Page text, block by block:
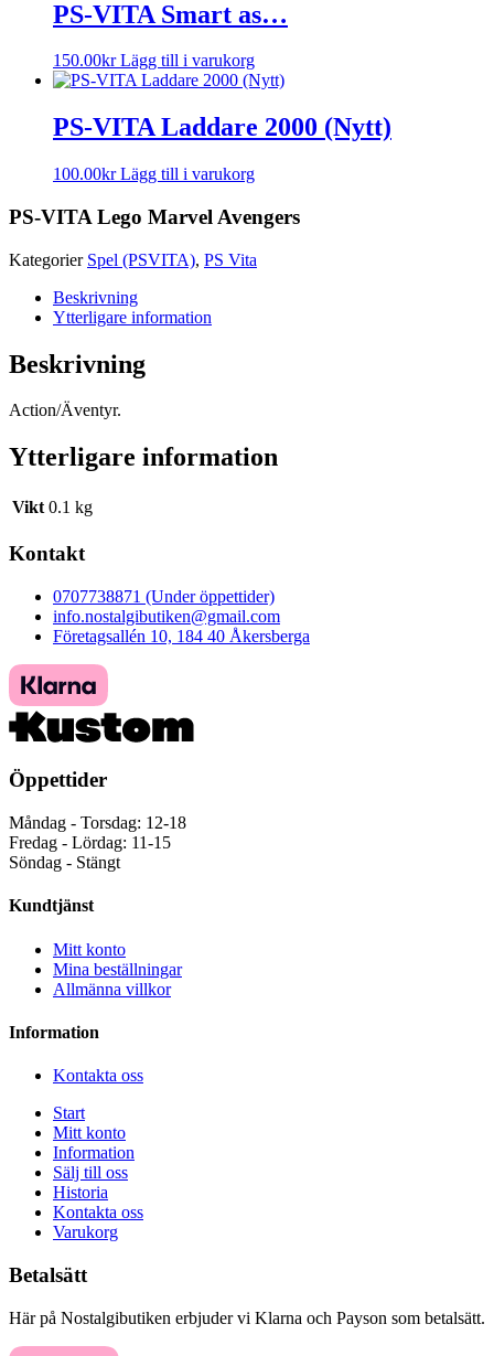
PS-VITA Smart as…
150.00kr Lägg till i varukorg
PS-VITA Laddare 2000 (Nytt)
100.00kr Lägg till i varukorg
PS-VITA Lego Marvel Avengers
Kategorier Spel (PSVITA), PS Vita
Beskrivning
Ytterligare information
Beskrivning
Action/Äventyr.
Ytterligare information
Vikt 0.1 kg
Kontakt
0707738871 (Under öppettider)
info.nostalgibutiken@gmail.com
Företagsallén 10, 184 40 Åkersberga
Öppettider
Måndag - Torsdag: 12-18
Fredag - Lördag: 11-15
Söndag - Stängt
Kundtjänst
Mitt konto
Mina beställningar
Allmänna villkor
Information
Kontakta oss
Start
Mitt konto
Information
Sälj till oss
Historia
Kontakta oss
Varukorg
Betalsätt
Här på Nostalgibutiken erbjuder vi Klarna och Payson som betalsätt.